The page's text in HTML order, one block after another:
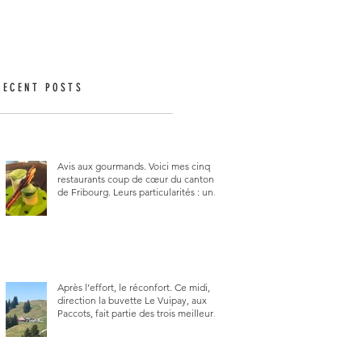
POSTS
Avis aux gourmands. Voici mes cinq
restaurants coup de cœur du canton
de Fribourg. Leurs particularités : un
Après l’effort, le réconfort. Ce midi,
direction la buvette Le Vuipay, aux
Paccots, fait partie des trois meilleures